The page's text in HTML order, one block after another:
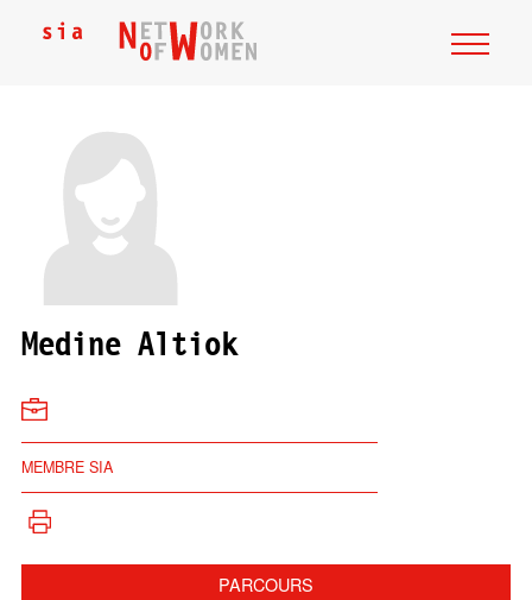
Medine Altiok
MEMBRE SIA
PARCOURS